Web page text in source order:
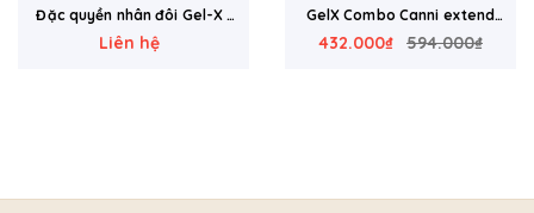
GelX Combo Canni extend
gel + Móng loại 12 sizes
432.000₫ 594.000₫
Móng Gelike ec Soft Gel
Tips loại 7x20 móng
189.000₫ 199.800₫